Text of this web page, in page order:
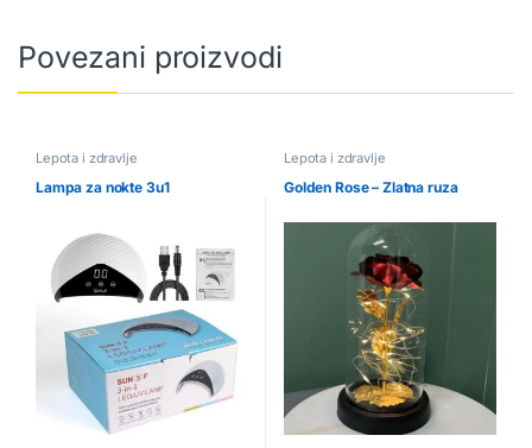
Povezani proizvodi
Lepota i zdravlje
Lampa za nokte 3u1
Lepota i zdravlje
Golden Rose – Zlatna ruza